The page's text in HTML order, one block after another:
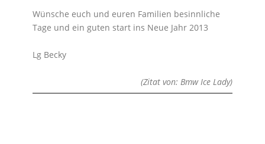
Wünsche euch und euren Familien besinnliche
Tage und ein guten start ins Neue Jahr 2013
Lg Becky
(Zitat von: Bmw Ice Lady)